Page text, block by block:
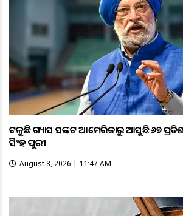
ଟଳୁଛି ଗ୍ୟାସ ସଙ୍କଟ ଆମେରିକାରୁ ଆସୁଛି ୬୭
ସିଂହ ପୁରୀ
August 8, 2026 | 11:47 AM